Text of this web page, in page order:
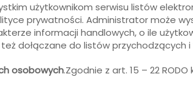
użytkownikom serwisu listów
prywatności. Administrator może
informacji handlowych, o ile
dołączane do listów przychodzących
osobowych.Zgodnie z art. 15 – 22